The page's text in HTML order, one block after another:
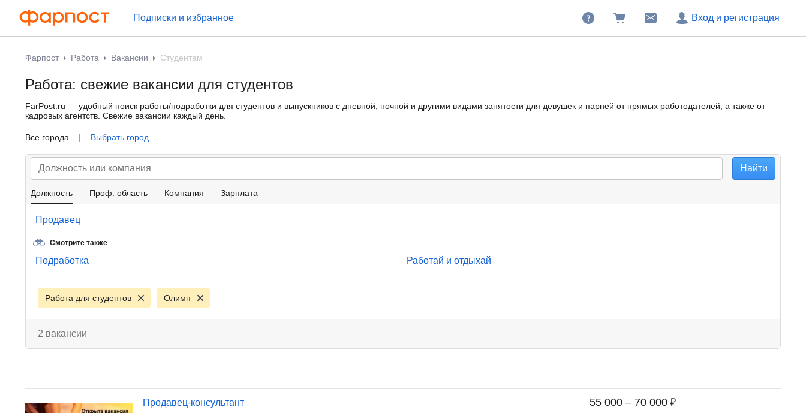
Подписки и избранное Вход и регистрация
Фарпост Работа Вакансии Студентам
Работа: свежие вакансии для студентов
FarPost.ru — удобный поиск работы/подработки для студентов и выпускников с дневной, ночной и другими видами занятости для девушек и парней от прямых работодателей, а также от
кадровых агентств. Свежие вакансии каждый день.
Все города | Выбрать город...
Должность Проф. область Компания Зарплата
Продавец
Смотрите также
Подработка Работай и отдыхай
Работа для студентов Олимп
2 вакансии
55 000 – 70 000 ₽
Продавец-консультант